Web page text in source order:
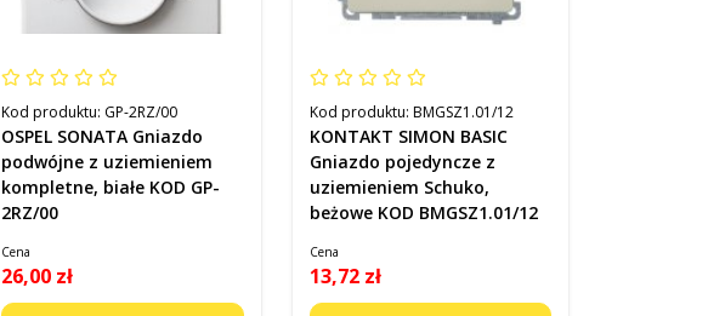
Kod produktu: GP-2RZ/00
OSPEL SONATA Gniazdo
podwójne z uziemieniem
kompletne, białe KOD GP-
2RZ/00
Cena
26,00 zł
Kod produktu: BMGSZ1.01/12
KONTAKT SIMON BASIC
Gniazdo pojedyncze z
uziemieniem Schuko,
beżowe KOD BMGSZ1.01/12
Cena
13,72 zł